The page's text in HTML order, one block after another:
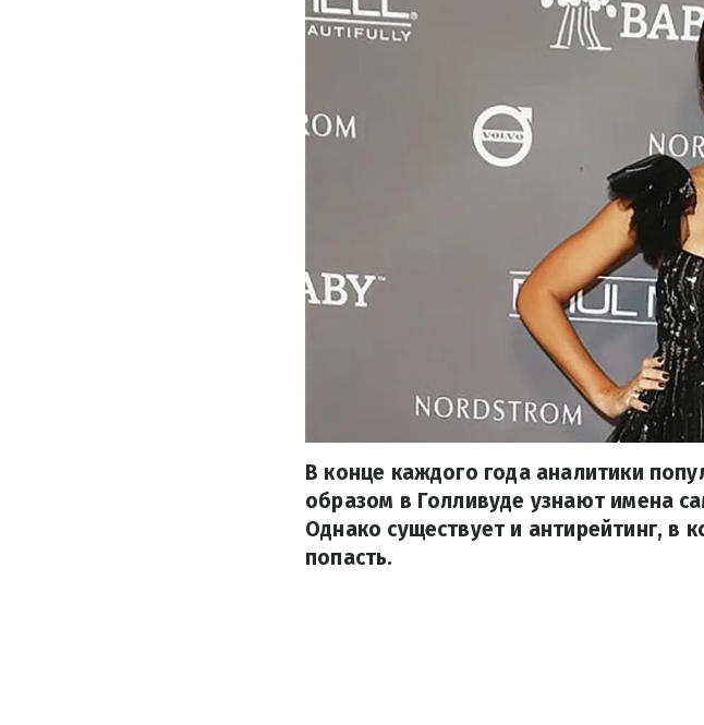
В конце каждого года аналитики
образом в Голливуде узнают имена
Однако существует и антирейтинг, в
попасть.